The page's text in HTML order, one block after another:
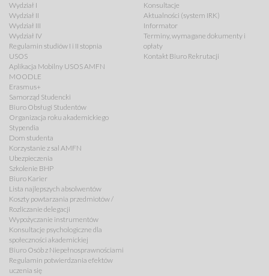
Wydział I
Wydział II
Wydział III
Wydział IV
Regulamin studiów I i II stopnia
USOS
Aplikacja Mobilny USOS AMFN
MOODLE
Erasmus+
Samorząd Studencki
Biuro Obsługi Studentów
Organizacja roku akademickiego
Stypendia
Dom studenta
Korzystanie z sal AMFN
Ubezpieczenia
Szkolenie BHP
Biuro Karier
Lista najlepszych absolwentów
Koszty powtarzania przedmiotów /
Rozliczanie delegacji
Wypożyczanie instrumentów
Konsultacje psychologiczne dla
społeczności akademickiej
Biuro Osób z Niepełnosprawnościami
Regulamin potwierdzania efektów
uczenia się
Konsultacje
Aktualności (system IRK)
Informator
Terminy, wymagane dokumenty i
opłaty
Kontakt Biuro Rekrutacji